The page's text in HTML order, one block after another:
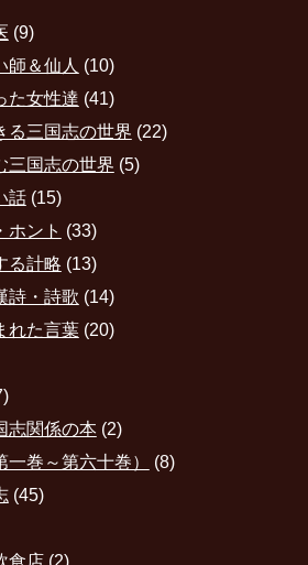
(9)
師＆仙人 (10)
た女性達 (41)
る三国志の世界 (22)
三国志の世界 (5)
話(15)
ホント (33)
る計略 (13)
詩・詩歌 (14)
れた言葉(20)
志関係の本(2)
巻～第六十巻） (8)
(45)
食店(2)